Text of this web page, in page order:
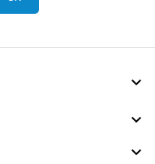


